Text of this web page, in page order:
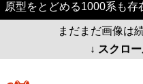
原型をとどめる1000系も存
まだまだ画像は
↓ スクロ